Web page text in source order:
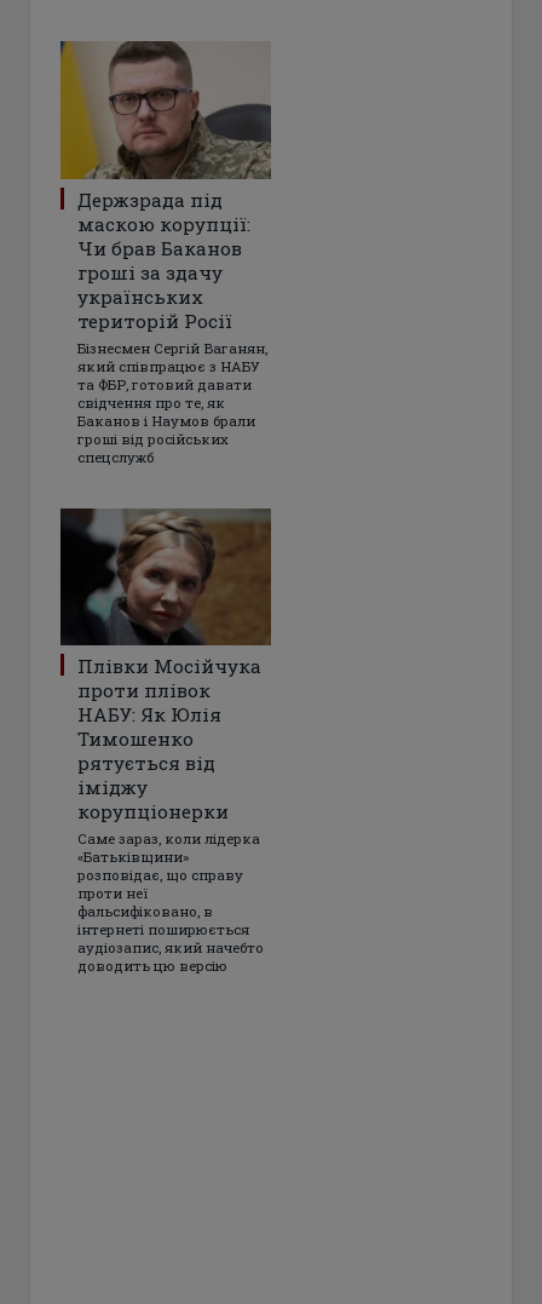
Держзрада під
маскою корупції:
Чи брав Баканов
гроші за здачу
українських
територій Росії
Бізнесмен Сергій Ваганян,
який співпрацює з НАБУ
та ФБР, готовий давати
свідчення про те, як
Баканов і Наумов брали
гроші від російських
спецслужб
Плівки Мосійчука
проти плівок
НАБУ: Як Юлія
Тимошенко
рятується від
іміджу
корупціонерки
Саме зараз, коли лідерка
«Батьківщини»
розповідає, що справу
проти неї
фальсифіковано, в
інтернеті поширюється
аудіозапис, який начебто
доводить цю версію